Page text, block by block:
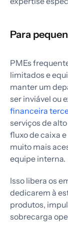
Para
PMEs
limitados e
manter um
ser inviável ou
financeira
serviços de
fluxo de caixa
muito mais
equipe interna.
Isso libera os
dedicarem à
produtos,
sobrecarga